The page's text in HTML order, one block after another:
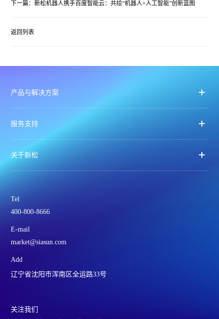
下一篇：新松机器人携手百度智能云：共绘“机器人+人工智能”创新蓝图
返回列表
产品与解决方案
服务支持
关于新松
Tel
400-800-8666
E-mail
market@siasun.com
Add
辽宁省沈阳市浑南区全运路33号
关注我们